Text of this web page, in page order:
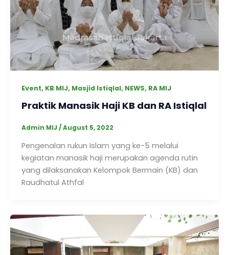
Event, KB MIJ, Masjid Istiqlal, NEWS, RA MIJ
Praktik Manasik Haji KB dan RA Istiqlal
Admin MIJ /August 5, 2022
Pengenalan rukun Islam yang ke-5 melalui
kegiatan manasik haji merupakan agenda rutin
yang dilaksanakan Kelompok Bermain (KB) dan
Raudhatul Athfal